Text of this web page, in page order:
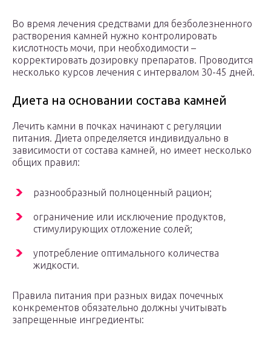
Во время лечения средствами для безболезненного
растворения камней нужно контролировать
кислотность мочи, при необходимости –
корректировать дозировку препаратов. Проводится
несколько курсов лечения с интервалом 30-45 дней.
Диета на основании состава камней
Лечить камни в почках начинают с регуляции
питания. Диета определяется индивидуально в
зависимости от состава камней, но имеет несколько
общих правил:
разнообразный полноценный рацион;
ограничение или исключение продуктов,
стимулирующих отложение солей;
употребление оптимального количества
жидкости.
Правила питания при разных видах почечных
конкрементов обязательно должны учитывать
запрещенные ингредиенты: